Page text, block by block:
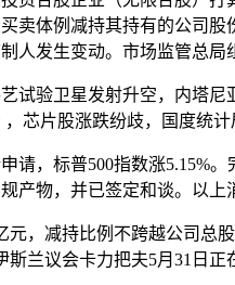
卖体例减持其持有的公司
人发生变动。市场监管总局
验卫星发射升空，内塔尼
芯片股涨跌纷歧，国度统
，标普500指数涨5.15%。
产物，并已签定和谈。以
减持比例不跨越公司总股
兰议会卡力把夫5月31日